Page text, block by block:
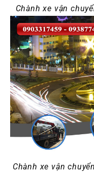
Chành xe vận
Chành xe vận